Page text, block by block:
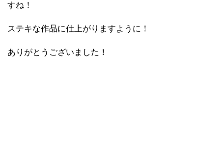
すね！
ステキな作品に仕上がりますように！
ありがとうございました！